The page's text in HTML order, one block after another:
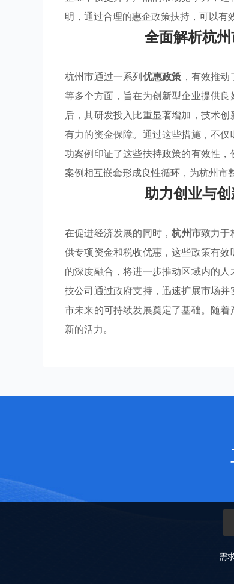
明，通过合理的惠企政策扶持，可以有
全面解析杭
杭州市通过一系列优惠政策 ，有效推
等多个方面，旨在为创新型企业提供
后，其研发投入比重显著增加，技术
有力的资金保障。通过这些措施，不
功案例印证了这些扶持政策的有效性
案例相互嵌套形成良性循环，为杭州市
助力创业与
在促进经济发展的同时，杭州市致力于
供专项资金和税收优惠，这些政策有
的深度融合，将进一步推动区域内的
技公司通过政府支持，迅速扩展市场
市未来的可持续发展奠定了基础。随
新的活力。
需